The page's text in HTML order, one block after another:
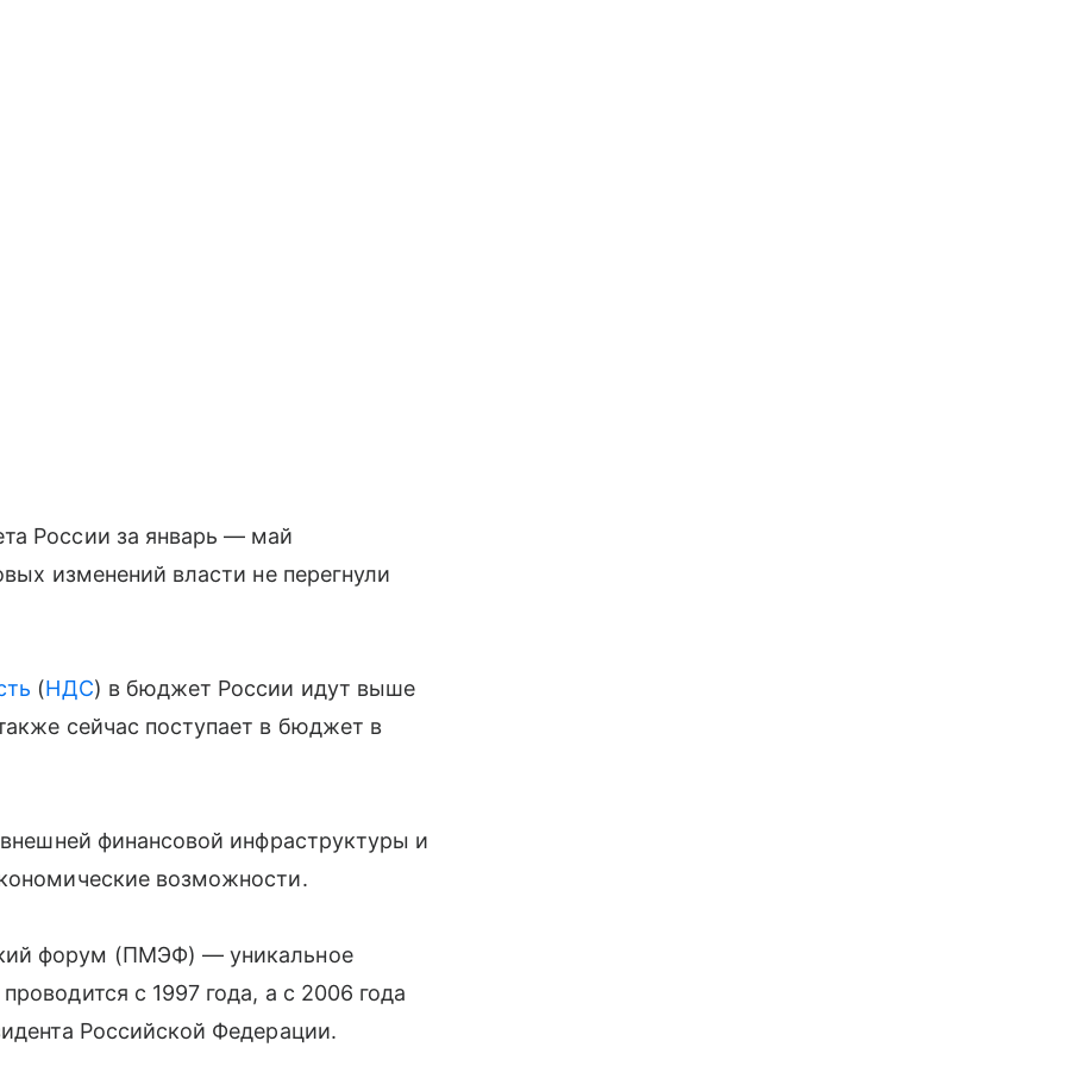
России за январь — май
изменений власти не перегнули
(НДС) в бюджет России идут выше
сейчас поступает в бюджет в
финансовой инфраструктуры и
возможности.
форум (ПМЭФ) — уникальное
с 1997 года, а с 2006 года
Российской Федерации.